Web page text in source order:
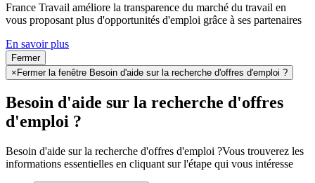
France Travail améliore la transparence du marché du travail en
vous proposant plus d'opportunités d'emploi grâce à ses partenaires
En savoir plus
Fermer
×Fermer la fenêtre Besoin d'aide sur la recherche d'offres d'emploi ?
Besoin d'aide sur la recherche d'offres
d'emploi ?
Besoin d'aide sur la recherche d'offres d'emploi ?Vous trouverez les
informations essentielles en cliquant sur l'étape qui vous intéresse